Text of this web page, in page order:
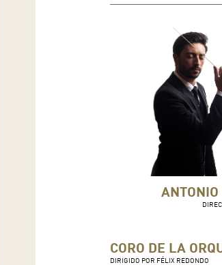
CORO DE LA
DIRIGIDO POR FÉLIX REDONDO